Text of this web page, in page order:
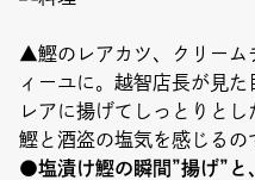
▲鰹のレアカツ、クリーム
ィーユに。越智店長が見た
レアに揚げてしっとりと
鰹と酒盗の塩気を感じるの
●塩漬け鰹の瞬間”揚げ”と